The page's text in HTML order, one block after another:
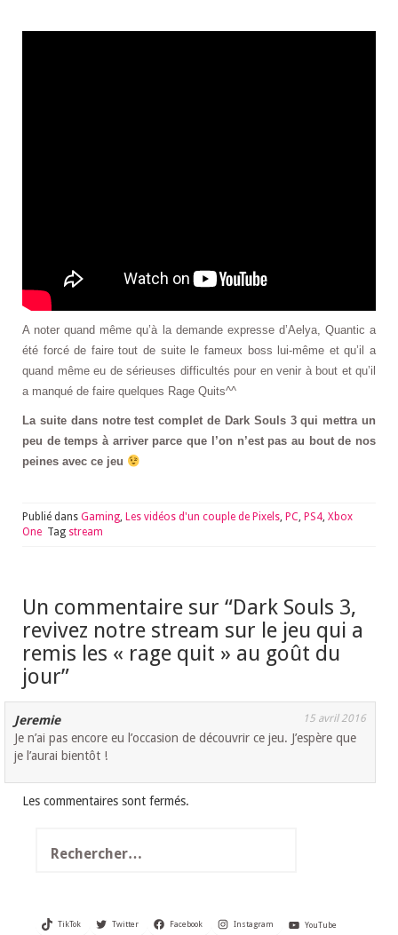
A noter quand même qu’à la demande expresse d’Aelya, Quantic a
été forcé de faire tout de suite le fameux boss lui-même et qu’il a
quand même eu de sérieuses difficultés pour en venir à bout et qu’il
a manqué de faire quelques Rage Quits^^
La suite dans notre test complet de Dark Souls 3 qui mettra un
peu de temps à arriver parce que l’on n’est pas au bout de nos
peines avec ce jeu
Publié dans Gaming, Les vidéos d'un couple de Pixels, PC, PS4, Xbox
One Tag stream
Un commentaire sur “Dark Souls 3,
revivez notre stream sur le jeu qui a
remis les « rage quit » au goût du
jour”
Jeremie 15 avril 2016
Je n’ai pas encore eu l’occasion de découvrir ce jeu. J’espère que
je l’aurai bientôt !
Les commentaires sont fermés.
TikTok Twitter Facebook Instagram YouTube